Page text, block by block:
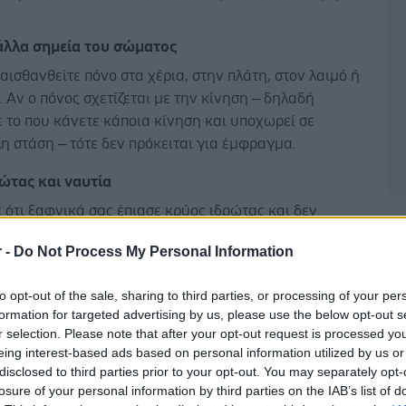
- Do Not Process My Personal Information
opt-out of the sale, sharing to third parties, or processing of your
for targeted advertising by us, please use the below opt-out
selection. Please note that after your opt-out request is processed
interest-based ads based on personal information utilized by us
to third parties prior to your opt-out. You may separately
of your personal information by third parties on the IAB’s list of
σημεία του σώματος
πόνο στα χέρια, στην πλάτη, στον λαιμό ή
Αν ο πόνος σχετίζεται με την κίνηση – δηλαδή
το που κάνετε κάποια κίνηση και υποχωρεί σε
στάση – τότε δεν πρόκειται για έμφραγμα.
και ναυτία
ότι ξαφνικά σας έπιασε κρύος ιδρώτας και δεν
η υπερβολική ναυτία, αλλά και τα συμπτώματα
στις γυναίκες
βιώνουν διαφορετικά συμπτώματα σε περίπτωση
σε σχέση με τους άντρες. Συγκεκριμένα, είναι πιο
έντονο πόνο, αλλά μπορεί να εμφανιστεί